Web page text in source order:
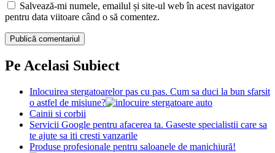
Salvează-mi numele, emailul și site-ul web în acest navigator
pentru data viitoare când o să comentez.
Pe Acelasi Subiect
Inlocuirea stergatoarelor pas cu pas. Cum sa duci la bun sfarsit
o astfel de misiune?
Cainii si corbii
Servicii Google pentru afacerea ta. Gaseste specialistii care sa
te ajute sa iti cresti vanzarile
Produse profesionale pentru saloanele de manichiură!